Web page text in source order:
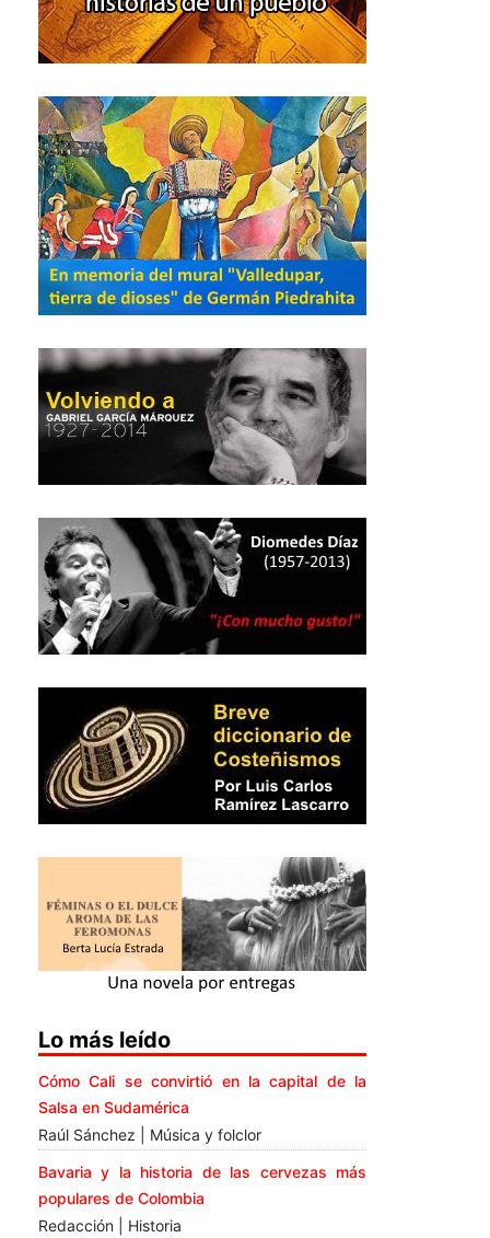
Lo más leído
Cómo Cali se convirtió en la capital de la
Salsa en Sudamérica
Raúl Sánchez | Música y folclor
Bavaria y la historia de las cervezas más
populares de Colombia
Redacción | Historia